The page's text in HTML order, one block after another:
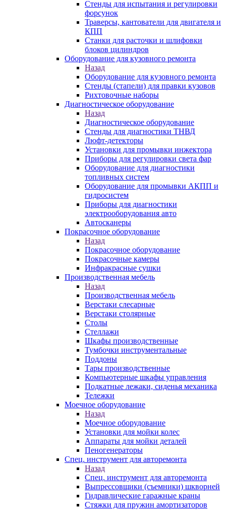
Стенды для испытания и регулировки
форсунок
Траверсы, кантователи для двигателя и
КПП
Станки для расточки и шлифовки
блоков цилиндров
Оборудование для кузовного ремонта
Назад
Оборудование для кузовного ремонта
Стенды (стапели) для правки кузовов
Рихтовочные наборы
Диагностическое оборудование
Назад
Диагностическое оборудование
Стенды для диагностики ТНВД
Люфт-детекторы
Установки для промывки инжектора
Приборы для регулировки света фар
Оборудование для диагностики
топливных систем
Оборудование для промывки АКПП и
гидросистем
Приборы для диагностики
электрооборудования авто
Автосканеры
Покрасочное оборудование
Назад
Покрасочное оборудование
Покрасочные камеры
Инфракрасные сушки
Производственная мебель
Назад
Производственная мебель
Верстаки слесарные
Верстаки столярные
Столы
Стеллажи
Шкафы производственные
Тумбочки инструментальные
Поддоны
Тары производственные
Компьютерные шкафы управления
Подкатные лежаки, сиденья механика
Тележки
Моечное оборудование
Назад
Моечное оборудование
Установки для мойки колес
Аппараты для мойки деталей
Пеногенераторы
Спец. инструмент для авторемонта
Назад
Спец. инструмент для авторемонта
Выпрессовщики (съемники) шкворней
Гидравлические гаражные краны
Стяжки для пружин амортизаторов